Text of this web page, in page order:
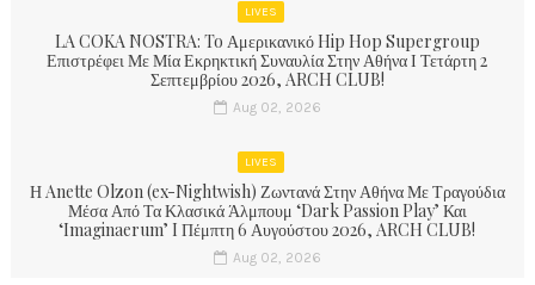
LIVES
LA COKA NOSTRA: To Αμερικανικό Hip Hop Supergroup
Επιστρέφει Με Μία Εκρηκτική Συναυλία Στην Αθήνα Ι Τετάρτη 2
Σεπτεμβρίου 2026, ARCH CLUB!
Aug 02, 2026
LIVES
Η Anette Olzon (ex-Nightwish) Ζωντανά Στην Αθήνα Με Τραγούδια
Μέσα Από Τα Κλασικά Άλμπουμ ‘Dark Passion Play’ Και
‘Imaginaerum’ I Πέμπτη 6 Αυγούστου 2026, ARCH CLUB!
Aug 02, 2026